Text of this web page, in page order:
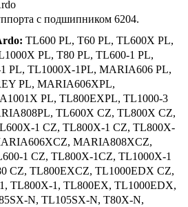
с подшипником 6204.
TL600 PL, T60 PL, TL600X PL,
PL, T80 PL, TL600-1 PL,
PL, TL1000X-1PL, MARIA606 PL,
PL, MARIA606XPL,
PL, TL800EXPL, TL1000-3
TL600X CZ, TL800X CZ,
1 CZ, TL800X-1 CZ, TL800X-
MARIA808XCZ,
1 CZ, TL800X-1CZ, TL1000X-1
CZ, TL800EXCZ, TL1000EDX CZ,
TL800X-1, TL800EX, TL1000EDX,
N, TL105SX-N, T80X-N,